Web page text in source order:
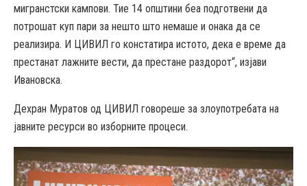
мигранстски кампови. Тие 14 општини беа подготвени да
потрошат куп пари за нешто што немаше и онака да се
реализира. И ЦИВИЛ го констатира истото, дека е време да
престанат лажните вести, да престане раздорот“, изјави
Ивановска.
Дехран Муратов од ЦИВИЛ говореше за злоупотребата на
јавните ресурси во изборните процеси.